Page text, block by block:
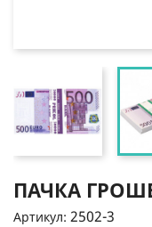
ПАЧКА
Артикул: 2502-3